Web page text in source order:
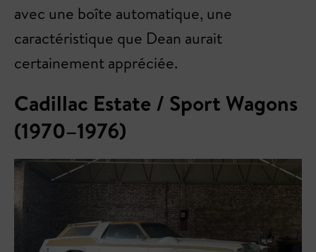
avec une boîte automatique, une
caractéristique que Dean aurait
certainement appréciée.
Cadillac Estate / Sport Wagons
(1970–1976)